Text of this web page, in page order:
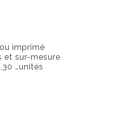
imprimé
et sur-mesure
…unités